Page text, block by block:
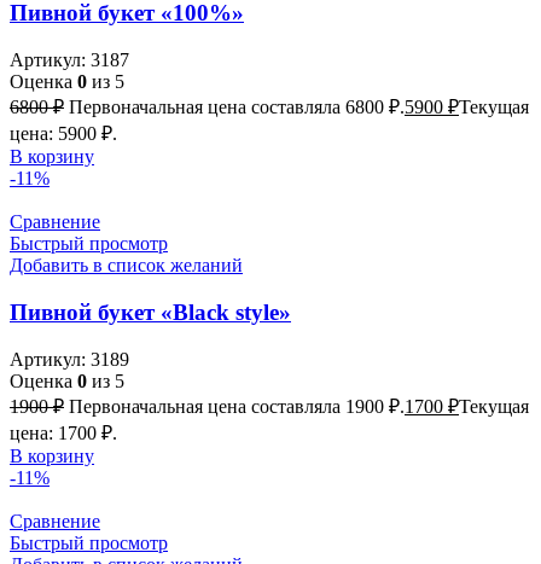
Пивной букет «100%»
Артикул: 3187
Оценка 0 из 5
6800₽ Первоначальная цена составляла 6800 ₽.5900 ₽Текущая
цена: 5900 ₽.
В корзину
-11%
Сравнение
Быстрый просмотр
Добавить в список желаний
Пивной букет «Black style»
Артикул: 3189
Оценка 0 из 5
1900₽ Первоначальная цена составляла 1900 ₽.1700 ₽Текущая
цена: 1700 ₽.
В корзину
-11%
Сравнение
Быстрый просмотр